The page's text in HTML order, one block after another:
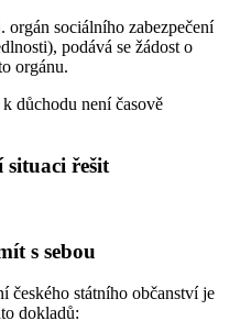
sociálního zabezpečení
podává se žádost o
orgánu.
důchodu není časově
řešit
s sebou
českého státního občanství je
dokladů: